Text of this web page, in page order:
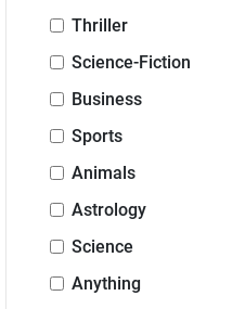
Thriller
Science-Fiction
Business
Sports
Animals
Astrology
Science
Anything